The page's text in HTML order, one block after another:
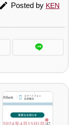
 Posted by KEN